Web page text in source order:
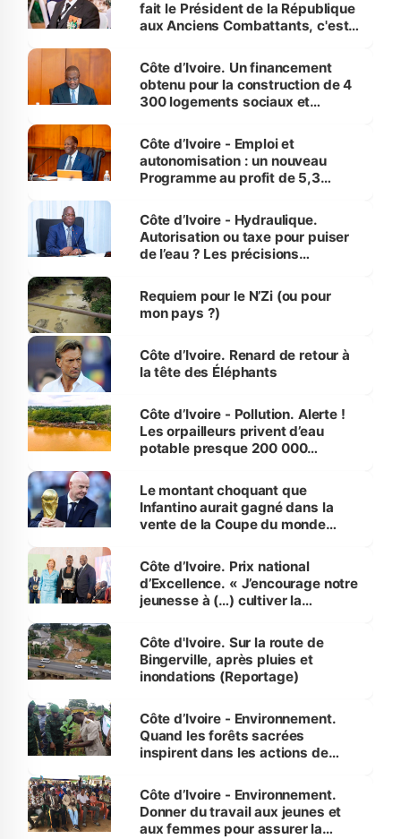
fait le Président de la République
aux Anciens Combattants, c'est
Côte d’Ivoire. Un financement
obtenu pour la construction de 4
300 logements sociaux et
et Yamoussoukro
Côte d’Ivoire - Emploi et
autonomisation : un nouveau
Programme au profit de 5,3
Côte d’Ivoire - Hydraulique.
Autorisation ou taxe pour puiser
de l’eau ? Les précisions
Requiem pour le N’Zi (ou pour
mon pays ?)
Côte d’Ivoire. Renard de retour à
la tête des Éléphants
Côte d’Ivoire - Pollution. Alerte !
Les orpailleurs privent d’eau
potable presque 200 000
Le montant choquant que
Infantino aurait gagné dans la
vente de la Coupe du monde
Côte d’Ivoire. Prix national
d’Excellence. « J’encourage notre
jeunesse à (…) cultiver la
(Alassane Ouattara
Côte d'Ivoire. Sur la route de
Bingerville, après pluies et
inondations (Reportage)
Côte d’Ivoire - Environnement.
Quand les forêts sacrées
inspirent dans les actions de
Côte d’Ivoire - Environnement.
Donner du travail aux jeunes et
aux femmes pour assurer la